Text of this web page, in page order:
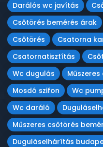
Darálós wc javítás
Csőtörés bemérés árak
Csőtörés
Csatorna
Csatornatisztítás
Wc dugulás
Mosdó szifon
Wc
Wc daráló
Műszeres csőtörés
Duguláselhárítás